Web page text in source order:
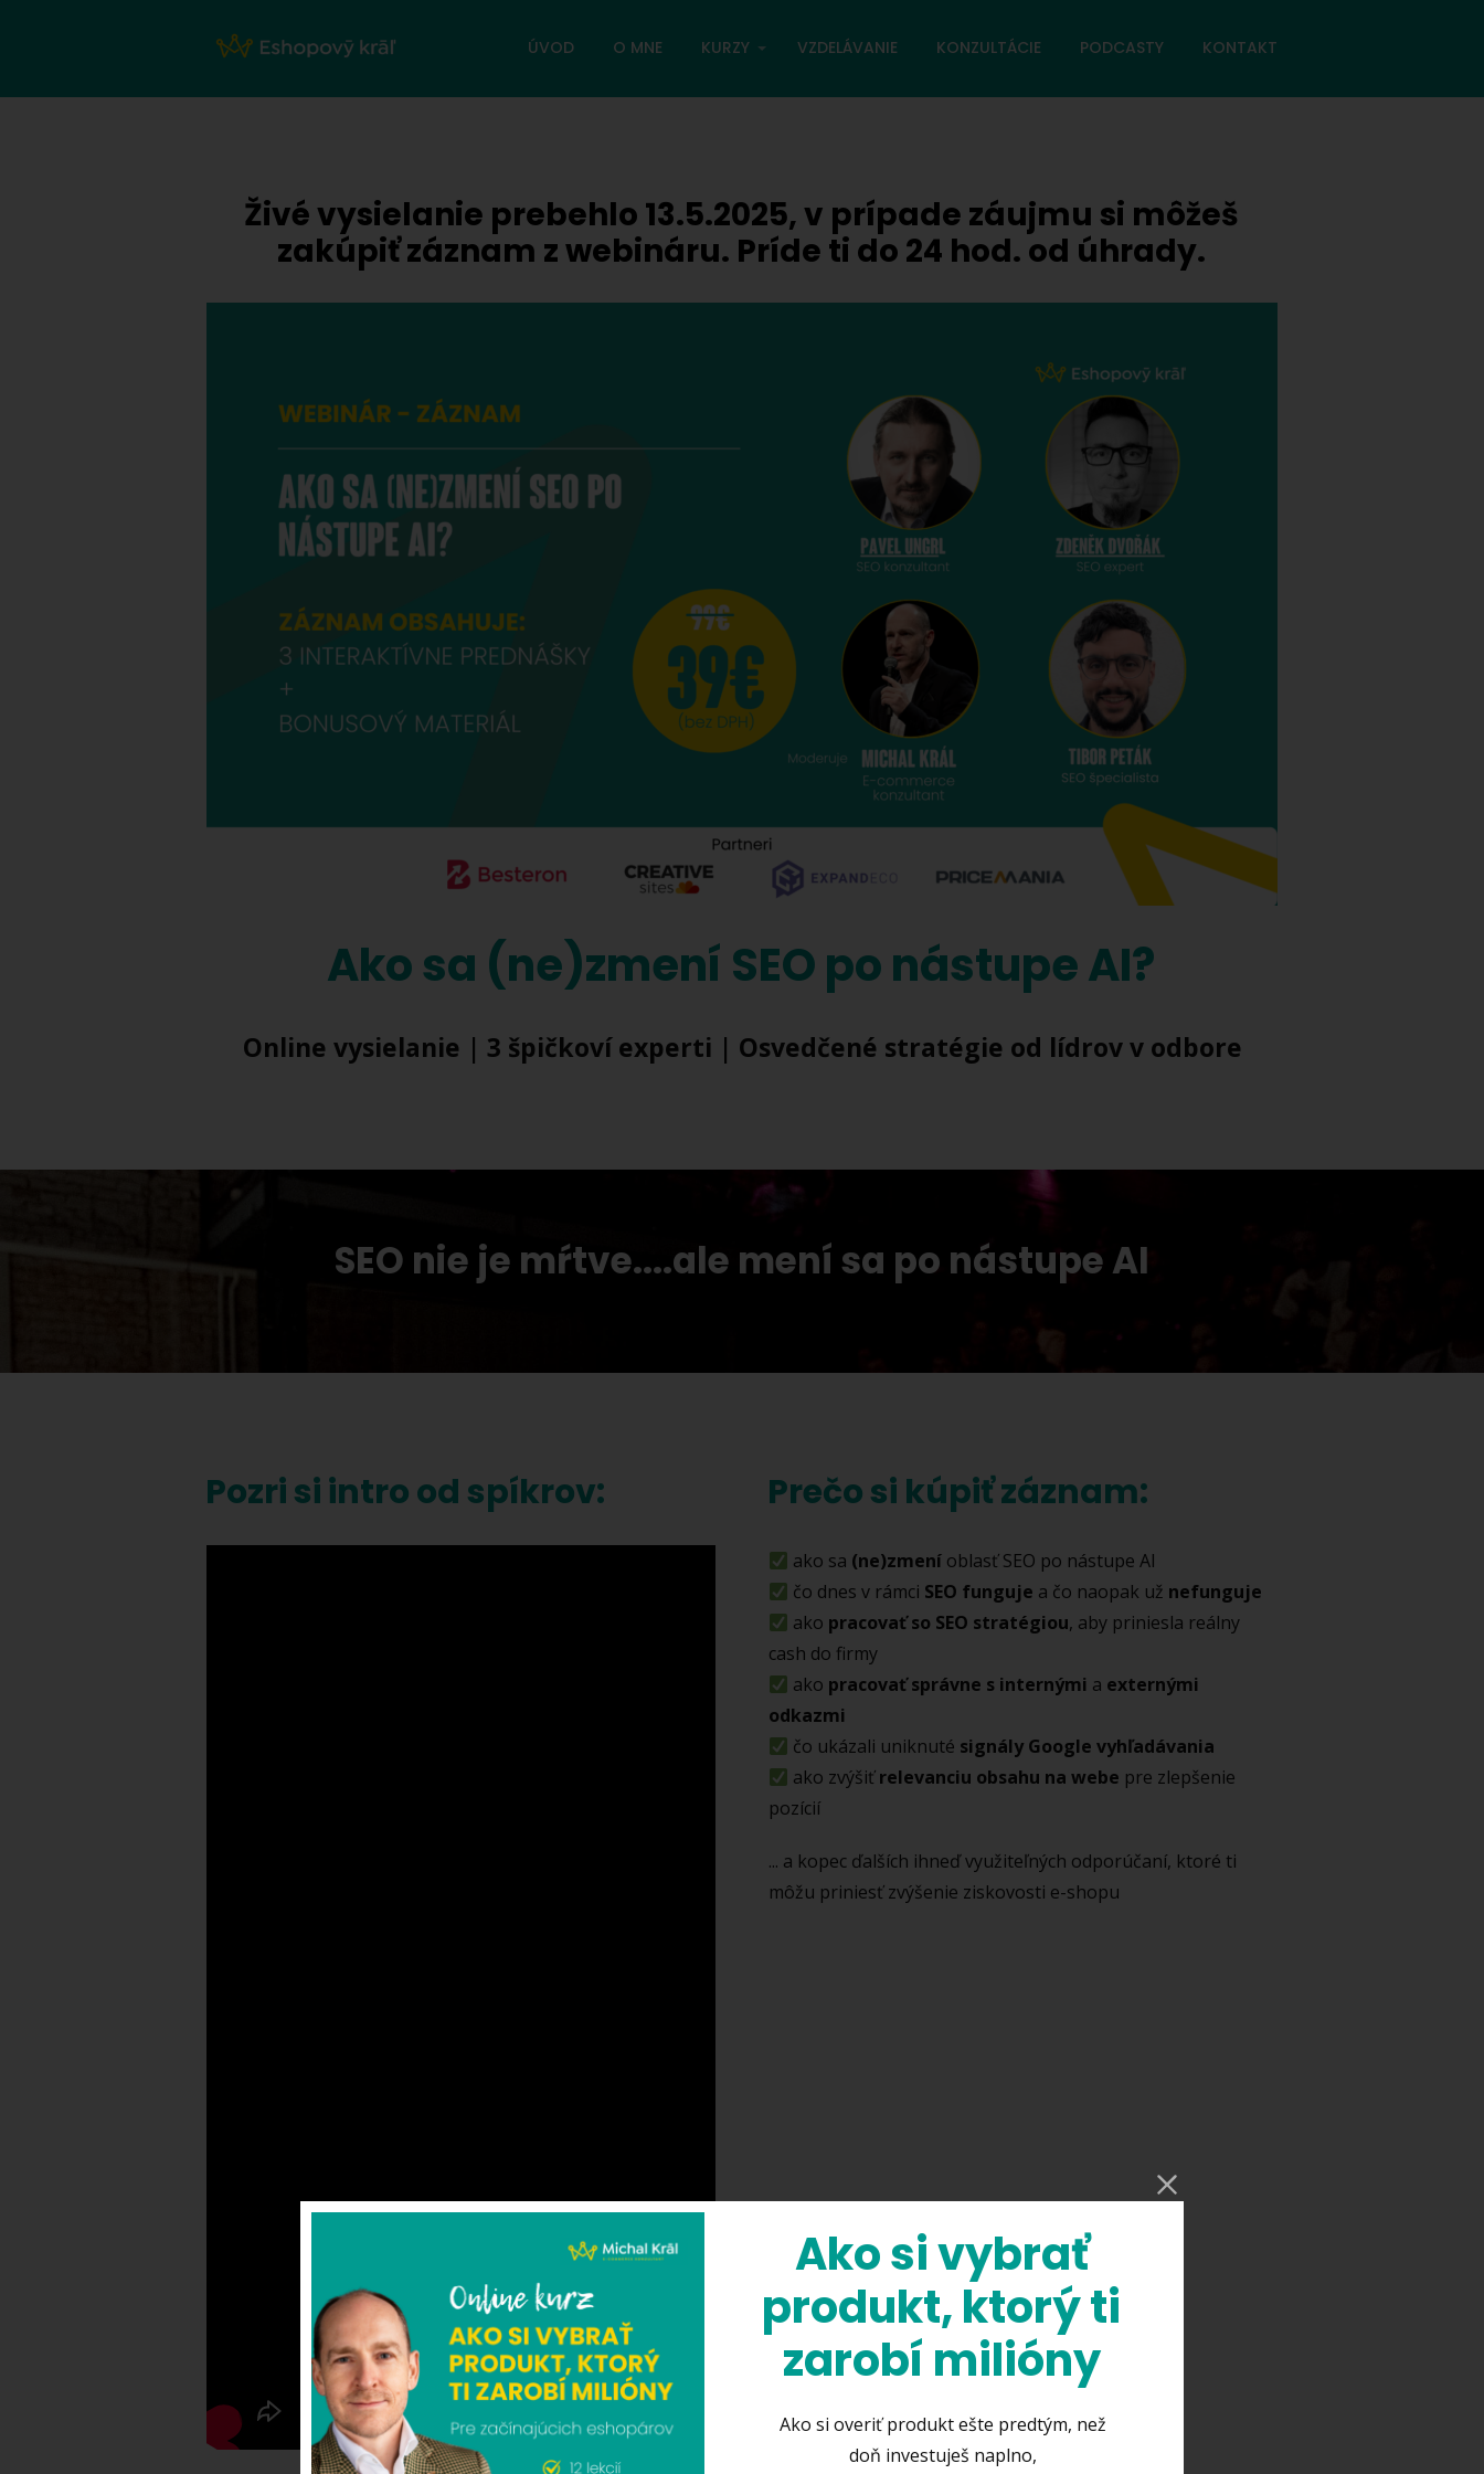
ÚVOD O MNE KURZY VZDELÁVANIE KONZULTÁCIE PODCASTY KONTAKT
Živé vysielanie prebehlo 13.5.2025, v prípade záujmu si môžeš
zakúpiť záznam z webináru. Príde ti do 24 hod. od úhrady.
Ako sa (ne)zmení SEO po nástupe AI?
Online vysielanie | 3 špičkoví experti | Osvedčené stratégie od lídrov v odbore
SEO nie je mŕtve....ale mení sa po nástupe AI
Pozri si intro od spíkrov: Prečo si kúpiť záznam:
ako sa (ne)zmení oblasť SEO po nástupe AI
čo dnes v rámci SEO funguje a čo naopak už nefunguje
ako pracovať so SEO stratégiou, aby priniesla reálny
cash do firmy
ako pracovať správne s internými a externými
odkazmi
čo ukázali uniknuté signály Google vyhľadávania
ako zvýšiťrelevanciu obsahu na webe pre zlepšenie
pozícií
... a kopec ďalších ihneď využiteľných odporúčaní, ktoré ti
môžu priniesť zvýšenie ziskovosti e-shopu
Ako si vybrať
produkt, ktorý ti
zarobí milióny
Ako si overiť produkt ešte predtým, než
doň investuješ naplno,